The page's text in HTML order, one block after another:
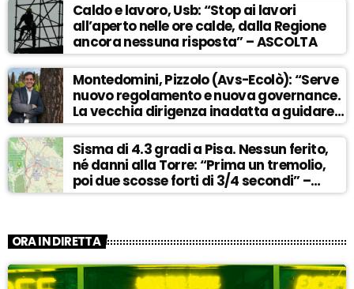
Caldo e lavoro, Usb: “Stop ai lavori
all’aperto nelle ore calde, dalla Regione
ancora nessuna risposta” – ASCOLTA
Montedomini, Pizzolo (Avs-Ecolò): “Serve
nuovo regolamento e nuova governance.
La vecchia dirigenza inadatta a guidare
la svolta” – ASCOLTA
Sisma di 4.3 gradi a Pisa. Nessun ferito,
né danni alla Torre: “Prima un tremolio,
poi due scosse forti di 3/4 secondi” –
ASCOLTA
ORA IN DIRETTA